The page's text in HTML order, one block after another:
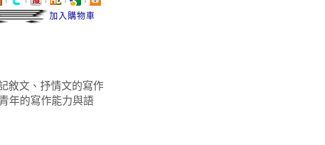
加入購物車
敘文、抒情文的寫作
年的寫作能力與語